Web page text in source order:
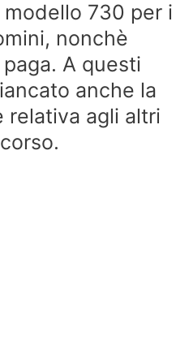
730 per i
nonchè
A questi
anche la
relativa agli altri